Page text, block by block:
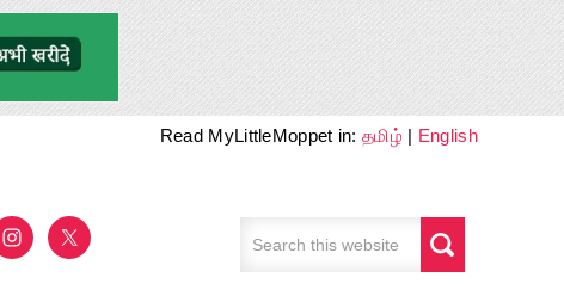
Read MyLittleMoppet in:தமிழ் | English